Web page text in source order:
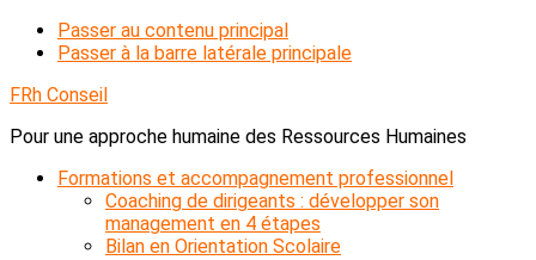
Passer au contenu principal
Passer à la barre latérale principale
FRh Conseil
Pour une approche humaine des Ressources Humaines
Formations et accompagnement professionnel
Coaching de dirigeants : développer son
management en 4 étapes
Bilan en Orientation Scolaire